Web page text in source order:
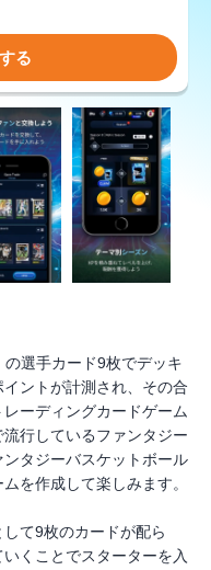
る
選手カード9枚でデッキ
ントが計測され、その合
ーディングカードゲーム
行しているファンタジー
タジーバスケットボール
を作成して楽しみます。
て9枚のカードが配ら
くことでスターターを入